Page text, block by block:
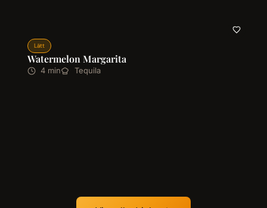
Lätt
Watermelon Margarita
4 min Tequila